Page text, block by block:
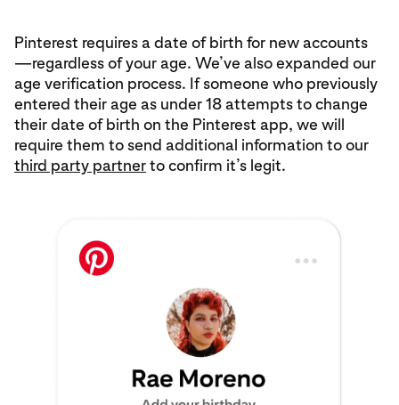
Pinterest requires a date of birth for new accounts
—regardless of your age. We’ve also expanded our
age verification process. If someone who previously
entered their age as under 18 attempts to change
their date of birth on the Pinterest app, we will
require them to send additional information to our
third party partnerto confirm it’s legit.